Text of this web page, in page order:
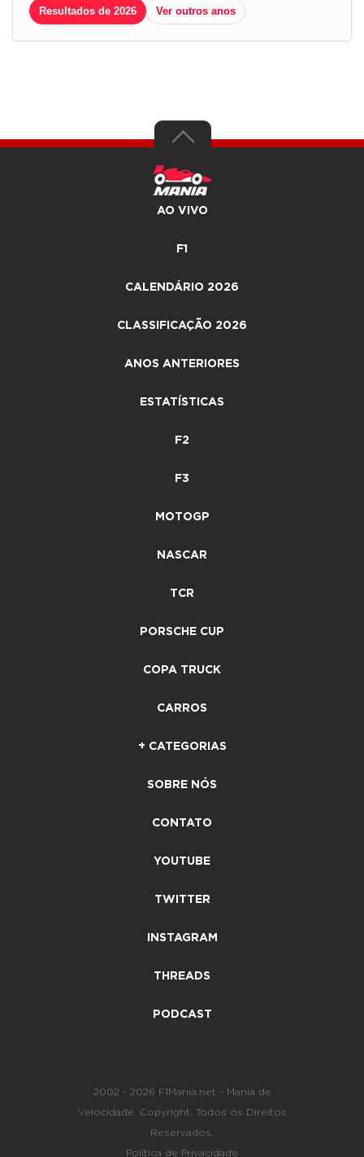
Resultados de 2026 Ver outros anos
AO VIVO
F1
CALENDÁRIO 2026
CLASSIFICAÇÃO 2026
ANOS ANTERIORES
ESTATÍSTICAS
F2
F3
MOTOGP
NASCAR
TCR
PORSCHE CUP
COPA TRUCK
CARROS
+ CATEGORIAS
SOBRE NÓS
CONTATO
YOUTUBE
TWITTER
INSTAGRAM
THREADS
PODCAST
2002 - 2026 F1Mania.net - Mania de
Velocidade. Copyright. Todos os Direitos
Reservados.
Política de Privacidade